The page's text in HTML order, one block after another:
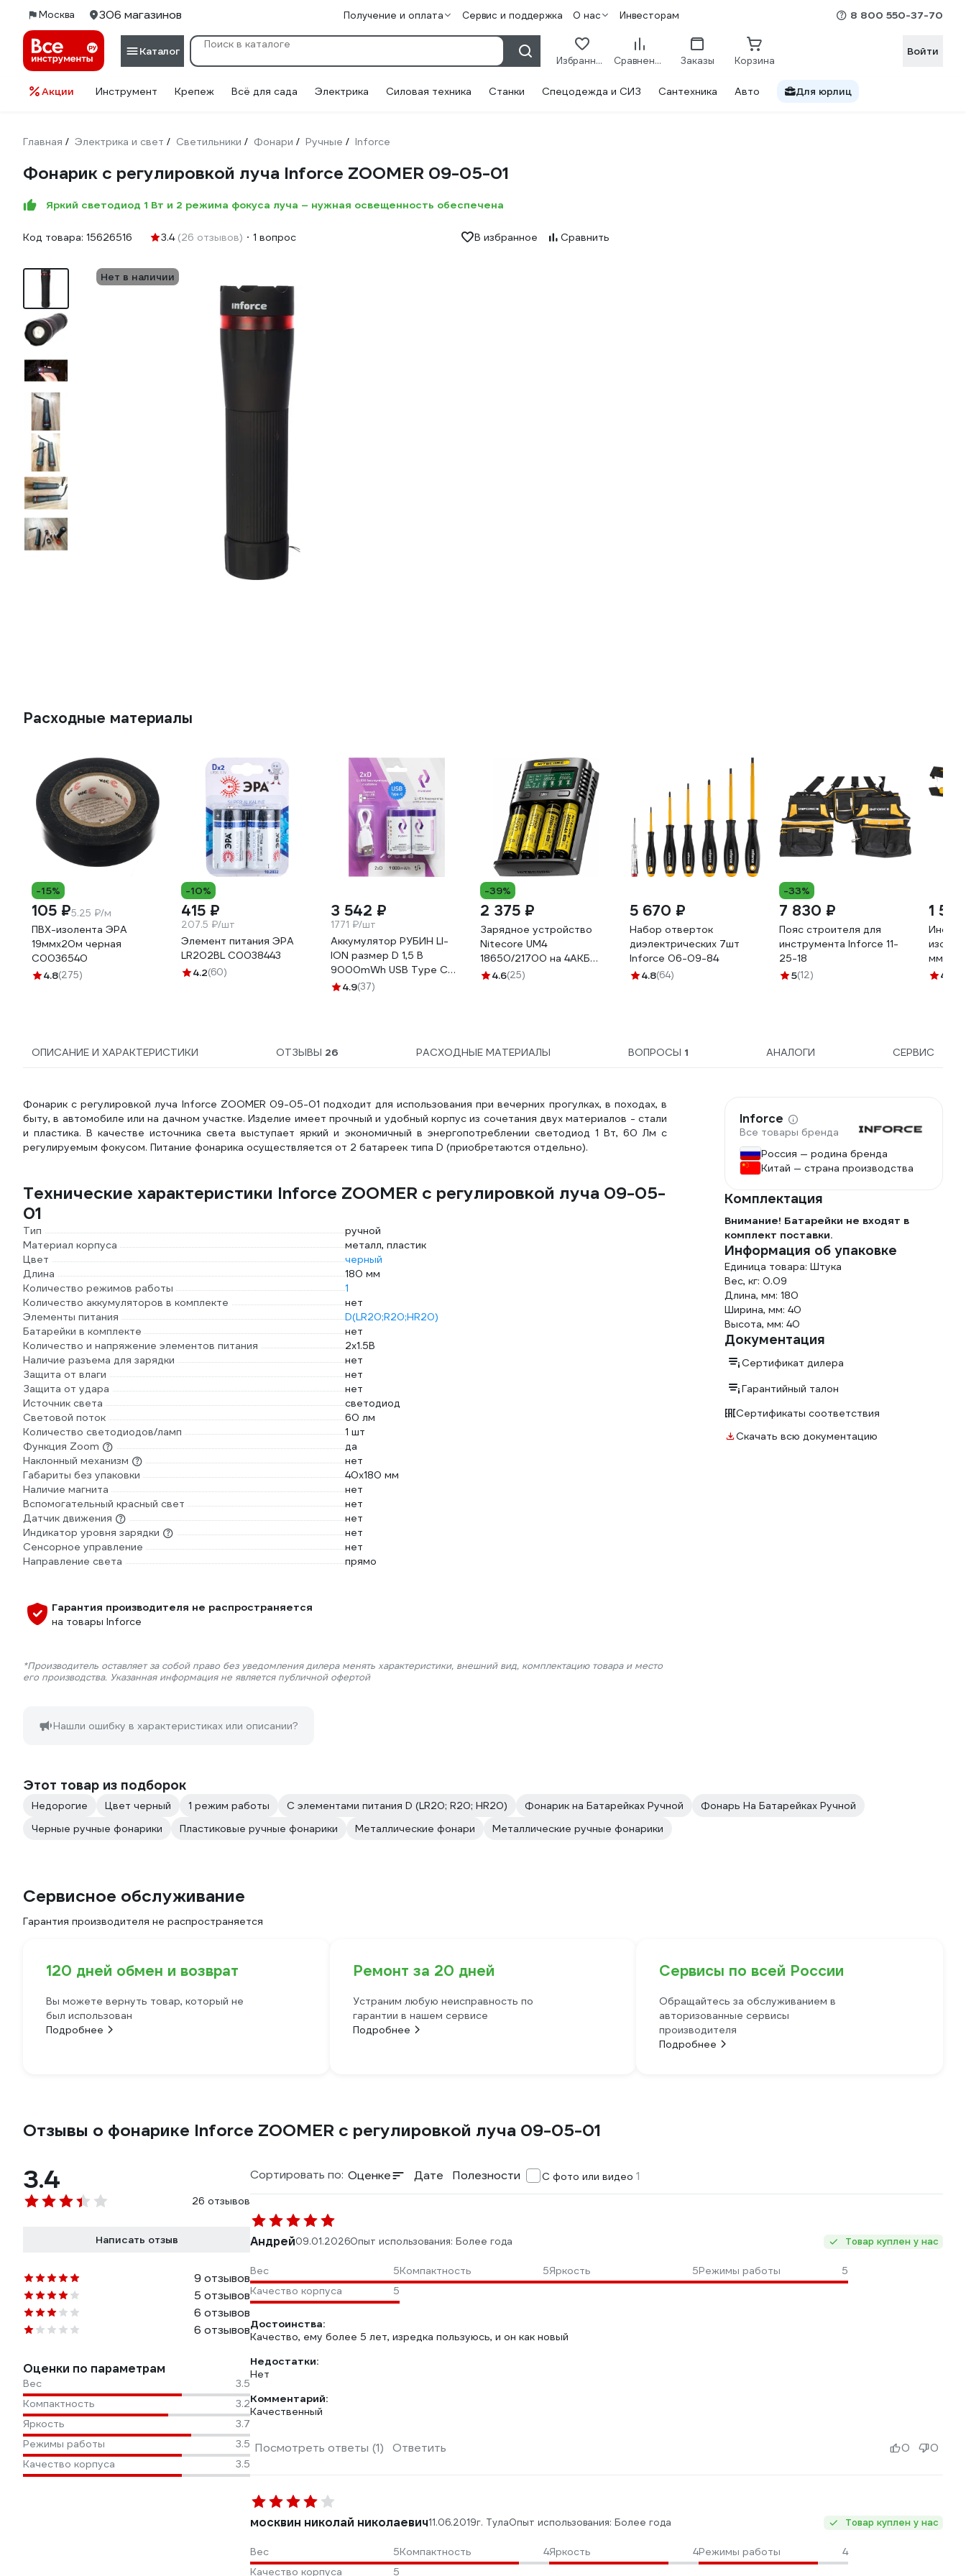
Москва 306 магазинов Получение и оплата Сервис и поддержка О нас Инвесторам 8 800 550-37-70
Каталог
Избранное Сравнение Заказы Корзина
Войти
Акции Инструмент Крепеж Всё для сада Электрика Силовая техника Станки Спецодежда и СИЗ Сантехника Авто Для юрлиц
Главная / Электрика и свет / Светильники / Фонари / Ручные / Inforce
Фонарик с регулировкой луча Inforce ZOOMER 09-05-01
Яркий светодиод 1 Вт и 2 режима фокуса луча – нужная освещенность обеспечена
Код товара: 15626516 3.4 (26 отзывов) 1 вопрос В избранное Сравнить
Нет в наличии
Расходные материалы
-15%
105 ₽5.25 ₽/м
ПВХ-изолента ЭРА
19ммх20м черная
C0036540
4.8(275)
-10%
415 ₽
207.5 ₽/шт
Элемент питания ЭРА
LR202BL C0038443
4.2(60)
3 542 ₽
1771 ₽/шт
Аккумулятор РУБИН LI-
ION размер D 1,5 В
9000mWh USB Type C
2шт/блистер с кабелем
4.9(37)
-39%
2 375 ₽
Зарядное устройство
Nitecore UM4
18650/21700 на 4АКБ
Intellicharge V2
4.6(25)
5 670 ₽
Набор отверток
диэлектрических 7шт
Inforce 06-09-84
4.8(64)
-33%
7 830 ₽
Пояс строителя для
инструмента Inforce 11-
25-18
5(12)
1
мм2
4.3
ОПИСАНИЕ И ХАРАКТЕРИСТИКИ ОТЗЫВЫ 26 РАСХОДНЫЕ МАТЕРИАЛЫ ВОПРОСЫ 1 АНАЛОГИ СЕРВИС
Фонарик с регулировкой луча Inforce ZOOMER 09-05-01 подходит для использования при вечерних прогулках, в походах, в
быту, в автомобиле или на дачном участке. Изделие имеет прочный и удобный корпус из сочетания двух материалов - стали
и пластика. В качестве источника света выступает яркий и экономичный в энергопотреблении светодиод 1 Вт, 60 Лм с
регулируемым фокусом. Питание фонарика осуществляется от 2 батареек типа D (приобретаются отдельно).
Технические характеристики Inforce ZOOMER с регулировкой луча 09-05-
01
Тип
ручной
Материал корпуса
металл, пластик
Цвет
черный
Длина
180 мм
Количество режимов работы
1
Количество аккумуляторов в комплекте
нет
Элементы питания
D(LR20;R20;HR20)
Батарейки в комплекте
нет
Количество и напряжение элементов питания
2х1.5В
Наличие разъема для зарядки
нет
Защита от влаги
нет
Защита от удара
нет
Источник света
светодиод
Световой поток
60 лм
Количество светодиодов/ламп
1 шт
Функция Zoom
да
Наклонный механизм
нет
Габариты без упаковки
40х180 мм
Наличие магнита
нет
Вспомогательный красный свет
нет
Датчик движения
нет
Индикатор уровня зарядки
нет
Сенсорное управление
нет
Направление света
прямо
Гарантия производителя не распространяется
на товары Inforce
*Производитель оставляет за собой право без уведомления дилера менять характеристики, внешний вид, комплектацию товара и место
его производства. Указанная информация не является публичной офертой
Нашли ошибку в характеристиках или описании?
Inforce
Все товары бренда
Россия — родина бренда
Китай — страна производства
Комплектация
Внимание! Батарейки не входят в
комплект поставки.
Информация об упаковке
Единица товара: Штука
Вес, кг: 0.09
Длина, мм: 180
Ширина, мм: 40
Высота, мм: 40
Документация
Сертификат дилера
Гарантийный талон
Сертификаты соответствия
Скачать всю документацию
Этот товар из подборок
Недорогие Цвет черный 1 режим работы C элементами питания D (LR20; R20; HR20) Фонарик на Батарейках Ручной
Фонарь На Батарейках Ручной
Черные ручные фонарики
Пластиковые ручные фонарики Металлические фонари Металлические ручные фонарики
Сервисное обслуживание
Гарантия производителя не распространяется
120 дней обмен и возврат
Вы можете вернуть товар, который не
был использован
Подробнее
Ремонт за 20 дней
Устраним любую неисправность по
гарантии в нашем сервисе
Подробнее
Сервисы по всей России
Обращайтесь за обслуживанием в
авторизованные сервисы
производителя
Подробнее
Отзывы о фонарике Inforce ZOOMER с регулировкой луча 09-05-01
3.4
26 отзывов
Написать отзыв
9 отзывов
5 отзывов
6 отзывов
6 отзывов
Оценки по параметрам
Вес
3.5
Компактность
3.2
Яркость
3.7
Режимы работы
3.5
Качество корпуса
3.5
Сортировать по: Оценке Дате Полезности С фото или видео 1
Андрей09.01.2026Опыт использования: Более года Товар куплен у нас
Вес 5Компактность 5Яркость 5Режимы работы
5
Качество корпуса
5
Достоинства:
Качество, ему более 5 лет, изредка пользуюсь, и он как новый
Недостатки:
Нет
Комментарий:
Качественный
Посмотреть ответы (1) Ответить 0 0
москвин николай николаевич11.06.2019г. ТулаОпыт использования: Более года Товар куплен у нас
Вес 5Компактность 4Яркость 4Режимы работы
4
Качество корпуса
5